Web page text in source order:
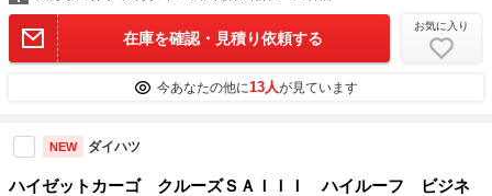
在庫を確認・見積り依頼する
お気に入り
今あなたの他に13人が見ています
NEW ダイハツ
ハイゼットカーゴ クルーズＳＡＩＩＩ ハイルーフ ビジネ